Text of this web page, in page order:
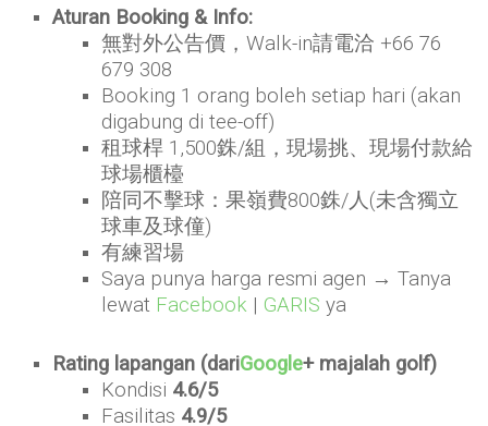
Aturan Booking & Info:
無對外公告價，Walk-in請電洽 +66 76
679 308
Booking 1 orang boleh setiap hari (akan
digabung di tee-off)
租球桿 1,500銖/組，現場挑、現場付款給
球場櫃檯
陪同不擊球：果嶺費800銖/人(未含獨立
球車及球僮)
有練習場
Saya punya harga resmi agen → Tanya
lewat Facebook | GARIS ya
Rating lapangan (dariGoogle+ majalah golf)
Kondisi 4.6/5
Fasilitas 4.9/5